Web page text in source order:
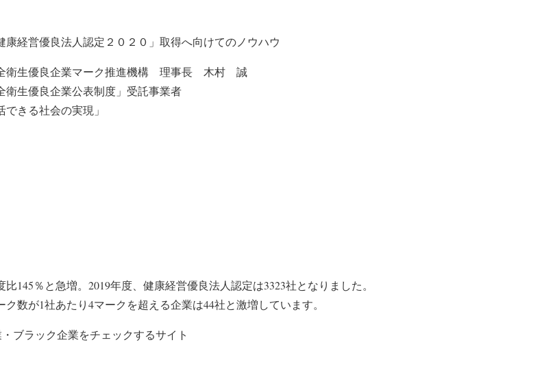
経営優良法人認定２０２０」取得へ向けてのノウハウ
衛生優良企業マーク推進機構 理事長 木村 誠
衛生優良企業公表制度」受託事業者
きる社会の実現」
145％と急増。2019年度、健康経営優良法人認定は3323社となりました。
数が1社あたり4マークを超える企業は44社と激増しています。
ブラック企業をチェックするサイト